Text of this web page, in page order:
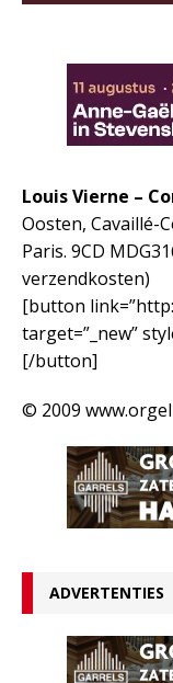
Louis Vierne –
Oosten, Cavaillé-
Paris. 9CD
verzendkosten)
[button
target=”_new”
[/button]
© 2009
ADVERTENTIES